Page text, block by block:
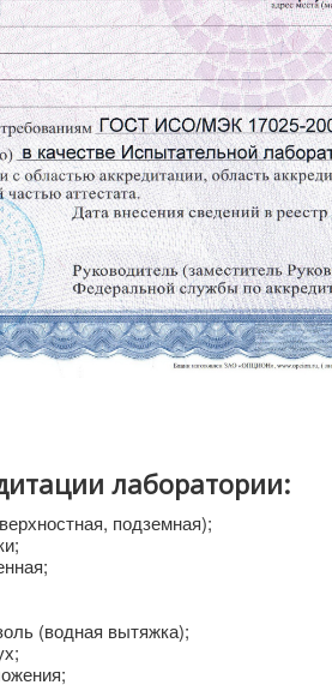
лаборатории:
подземная);
(водная вытяжка);